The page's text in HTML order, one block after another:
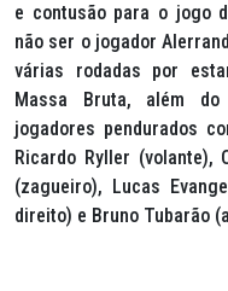
e contusão para o jogo
não ser o jogador
várias rodadas por
Massa Bruta, além
jogadores pendurados
Ricardo Ryller (volante),
(zagueiro), Lucas
direito) e Bruno Tubarão